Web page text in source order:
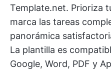
Template.net. Prioriza
marca las tareas
panorámica
La plantilla es
Google, Word, PDF y